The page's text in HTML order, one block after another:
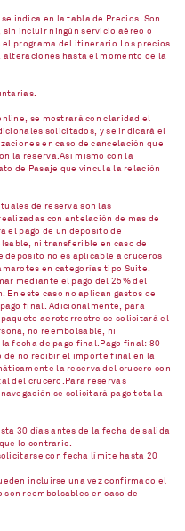
se indica en la tabla de Precios. Son
sin incluir ningún servicio aéreo o
el programa del itinerario.Los precios
hasta el momento de la
se mostrará con claridad el
solicitados, y se indicará el
en caso de cancelación que
la reserva.Así mismo con la
de Pasaje que vincula la relación
de reserva son las
con antelación de mas de
el pago de un depósito de
ni transferible en caso de
depósito no es aplicable a cruceros
en categorías tipo Suite.
mediante el pago del 25% del
este caso no aplican gastos de
final. Adicionalmente, para
aeroterrestre se solicitará el
no reembolsable, ni
fecha de pago final.Pago final: 80
de no recibir el importe final en la
la reserva del crucero con
del crucero.Para reservas
se solicitará pago total a
30 días antes de la fecha de salida
lo contrario.
con fecha límite hasta 20
incluirse una vez confirmado el
reembolsables en caso de